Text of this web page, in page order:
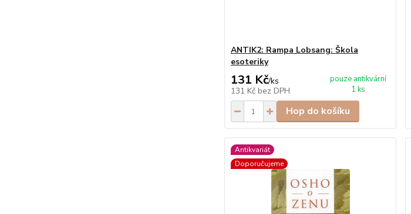
ANTIK2: Rampa Lobsang: Škola
esoteriky
131 Kč/ks
131 Kč bez DPH
pouze antikvární
1 ks
Hop do košíku
Antikvariát
Doporučujeme